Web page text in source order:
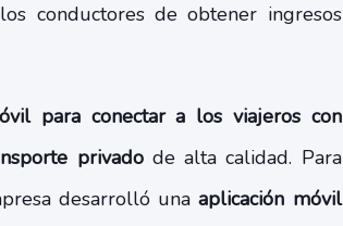
conductores de obtener ingresos
para conectar a los viajeros con
privado de alta calidad. Para
desarrolló unaaplicación móvil